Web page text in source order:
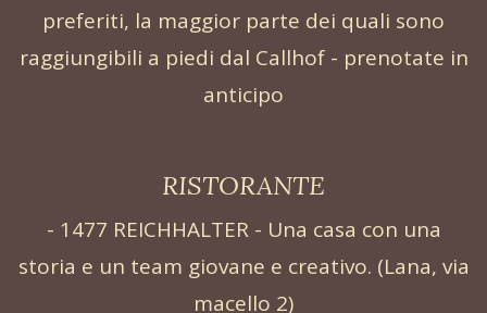
preferiti, la maggior parte dei quali sono
raggiungibili a piedi dal Callhof - prenotate in
anticipo
RISTORANTE
- 1477 REICHHALTER - Una casa con una
storia e un team giovane e creativo. (Lana, via
macello 2)